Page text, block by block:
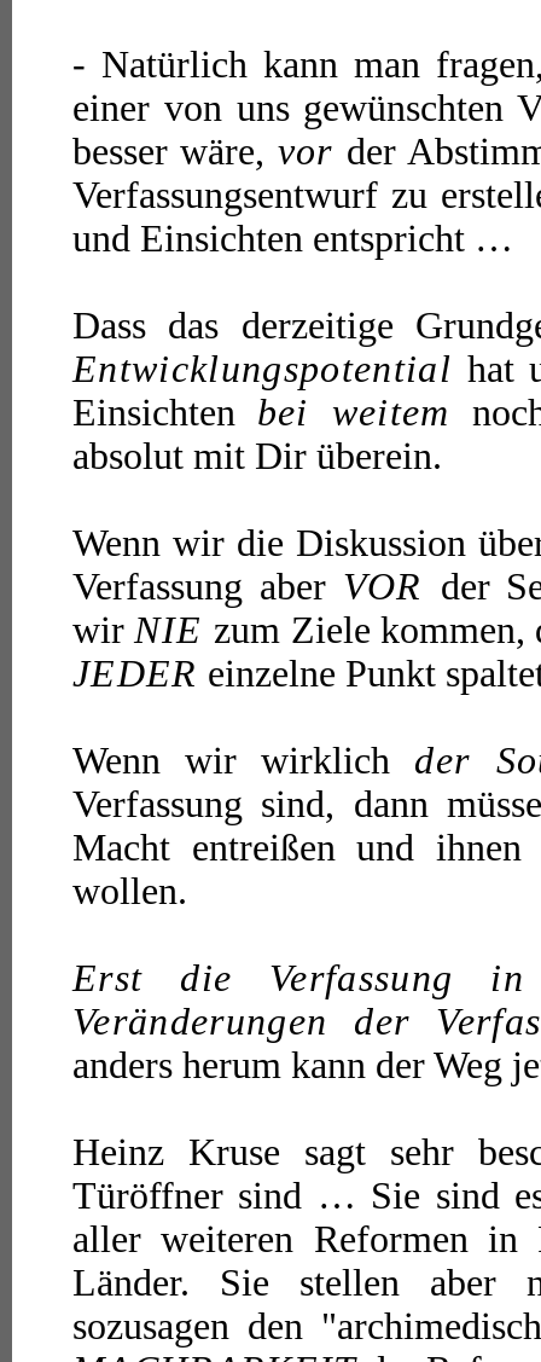
- Natürlich kann man
einer von uns gewünschten
besser wäre, vor der
Verfassungsentwurf zu
und Einsichten entspricht …
Dass das derzeitige
Entwicklungspotential hat
Einsichten bei weitem
absolut mit Dir überein.
Wenn wir die Diskussion
Verfassung aber VOR der
wirNIEzum Ziele kommen,
JEDER einzelne Punkt
Wenn wir wirklich der
Verfassung sind, dann
Macht entreißen und
wollen.
Erst die Verfassung
Veränderungen der
anders herum kann der Weg
Heinz Kruse sagt sehr
Türöffner sind … Sie sind
aller weiteren Reformen in
Länder. Sie stellen
sozusagen den